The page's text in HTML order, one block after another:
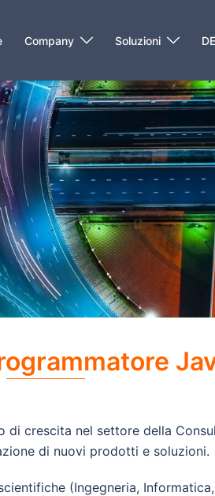
Company Soluzioni
crescita nel settore della
di nuovi prodotti e soluzioni.
(Ingegneria,